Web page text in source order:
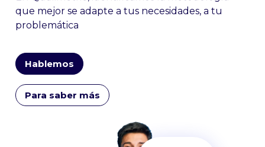
que mejor se adapte a tus necesidades, a tu
problemática
Hablemos
Para saber más